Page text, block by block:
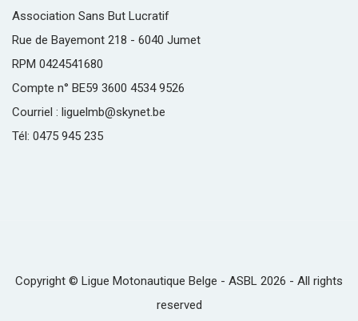
Association Sans But Lucratif
Rue de Bayemont 218 - 6040 Jumet
RPM 0424541680
Compte n° BE59 3600 4534 9526
Courriel : liguelmb@skynet.be
Tél: 0475 945 235
Copyright © Ligue Motonautique Belge - ASBL 2026 - All rights
reserved